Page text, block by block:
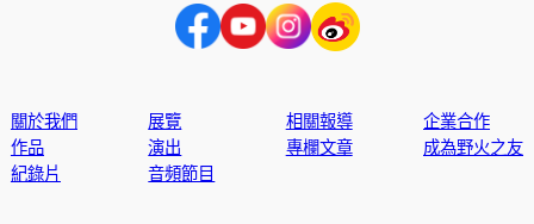
關於我們
作品
紀錄片
展覽
演出
音頻節目
相關報導
專欄文章
企業合作
成為野火之友